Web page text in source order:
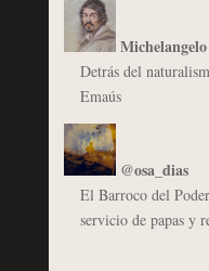
Detrás del
Emaús
@osa_dias
El Barroco del
servicio de papas y